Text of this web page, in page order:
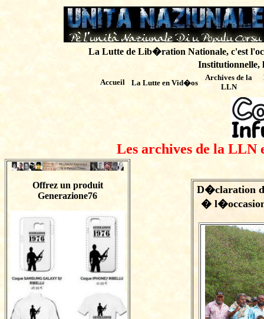
La Lutte de Lib�ration Nationale, c'est
Institutionnelle,
Accueil La Lutte en Vid�os
Archives de la
LLN
Les archives de la LLN
Offrez un produit
Generazione76
D�claration
�